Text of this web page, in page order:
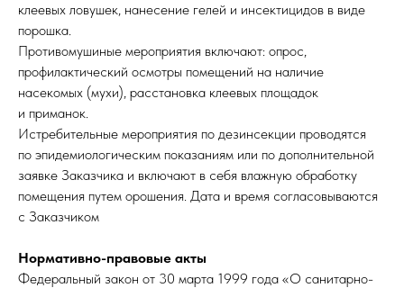
клеевых ловушек, нанесение гелей и инсектицидов в виде
порошка.
Противомушиные мероприятия включают: опрос,
профилактический осмотры помещений на наличие
насекомых (мухи), расстановка клеевых площадок
и приманок.
Истребительные мероприятия по дезинсекции проводятся
по эпидемиологическим показаниям или по дополнительной
заявке Заказчика и включают в себя влажную обработку
помещения путем орошения. Дата и время согласовываются
с Заказчиком
Нормативно-правовые акты
Федеральный закон от 30 марта 1999 года «О санитарно-